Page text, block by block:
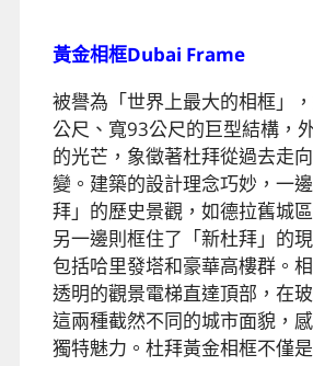
黃金相框Dubai Frame
被譽為「世界上最大的相框」
公尺、寬93公尺的巨型結構，
的光芒，象徵著杜拜從過去走
變。建築的設計理念巧妙，一
拜」的歷史景觀，如德拉舊城
另一邊則框住了「新杜拜」的
包括哈里發塔和豪華高樓群。
透明的觀景電梯直達頂部，在
這兩種截然不同的城市面貌，
獨特魅力。杜拜黃金相框不僅